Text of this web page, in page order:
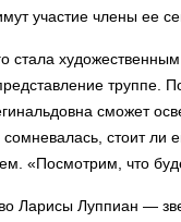
участие члены ее
стала
труппе.
сможет
сомневалась, стоит
«Посмотрим, что
Ларисы Луппиан —